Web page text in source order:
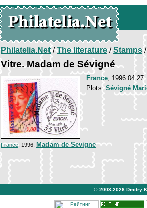
Philatelia.Net/The literature/Stamps/
Vitre. Madam de Sévigné
France, 1996.04.27
Plots:Sévigné
France, 1996, Madam de Sevigne
© 2003-2026 Dmitry